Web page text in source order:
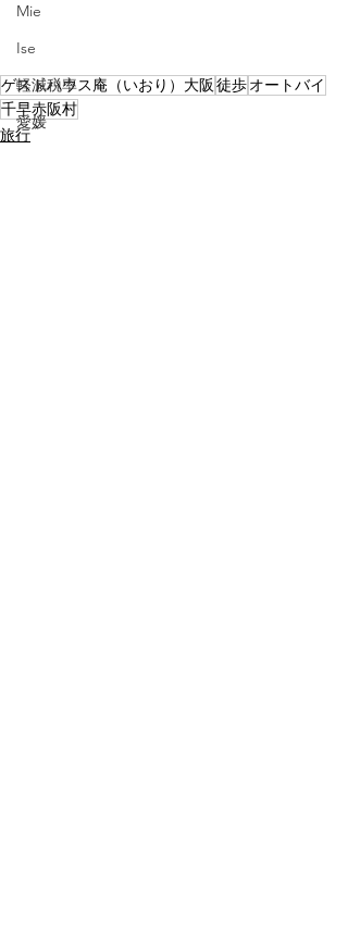
Mie
Ise
軽減税率
愛媛
ゲストハウス庵（いおり）大阪 徒歩オートバイ
千早赤阪村
旅行